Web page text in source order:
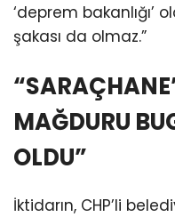
‘deprem bakanlığı’
şakası da olmaz.”
MAĞDURU
OLDU”
İktidarın, CHP’li